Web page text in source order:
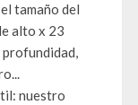
tamaño del
alto x 23
profundidad,
nuestro